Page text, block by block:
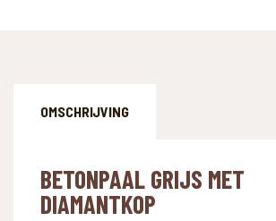
OMSCHRIJVING
BETONPAAL GRIJS MET
DIAMANTKOP